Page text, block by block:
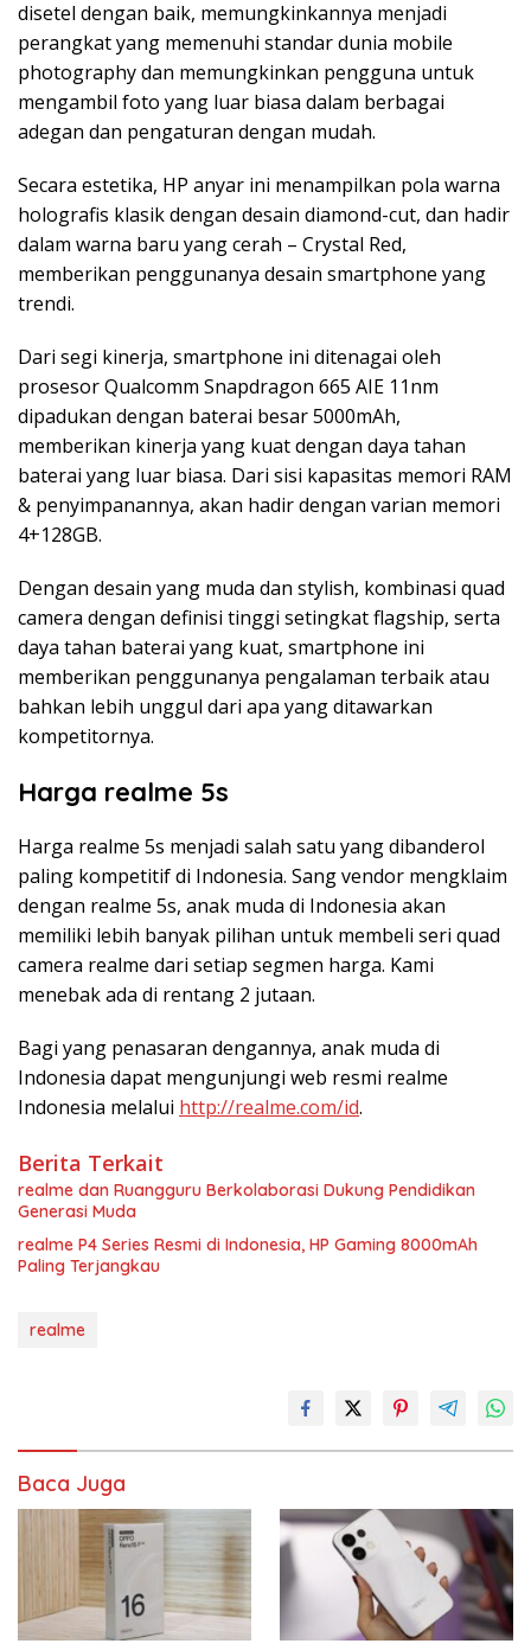
disetel dengan baik, memungkinkannya menjadi
perangkat yang memenuhi standar dunia mobile
photography dan memungkinkan pengguna untuk
mengambil foto yang luar biasa dalam berbagai
adegan dan pengaturan dengan mudah.
Secara estetika, HP anyar ini menampilkan pola warna
holografis klasik dengan desain diamond-cut, dan hadir
dalam warna baru yang cerah – Crystal Red,
memberikan penggunanya desain smartphone yang
trendi.
Dari segi kinerja, smartphone ini ditenagai oleh
prosesor Qualcomm Snapdragon 665 AIE 11nm
dipadukan dengan baterai besar 5000mAh,
memberikan kinerja yang kuat dengan daya tahan
baterai yang luar biasa. Dari sisi kapasitas memori RAM
& penyimpanannya, akan hadir dengan varian memori
4+128GB.
Dengan desain yang muda dan stylish, kombinasi quad
camera dengan definisi tinggi setingkat flagship, serta
daya tahan baterai yang kuat, smartphone ini
memberikan penggunanya pengalaman terbaik atau
bahkan lebih unggul dari apa yang ditawarkan
kompetitornya.
Harga realme 5s
Harga realme 5s menjadi salah satu yang dibanderol
paling kompetitif di Indonesia. Sang vendor mengklaim
dengan realme 5s, anak muda di Indonesia akan
memiliki lebih banyak pilihan untuk membeli seri quad
camera realme dari setiap segmen harga. Kami
menebak ada di rentang 2 jutaan.
Bagi yang penasaran dengannya, anak muda di
Indonesia dapat mengunjungi web resmi realme
Indonesia melalui http://realme.com/id.
Berita Terkait
realme dan Ruangguru Berkolaborasi Dukung Pendidikan
Generasi Muda
realme P4 Series Resmi di Indonesia, HP Gaming 8000mAh
Paling Terjangkau
realme
Baca Juga